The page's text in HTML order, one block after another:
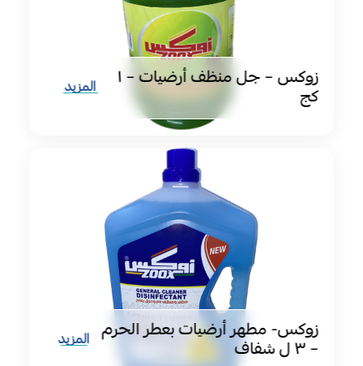
زوكس – جل منظف أرضيات – ١
كج المزيد
زوكس- مطهر أرضيات بعطر الحرم
– ٣ ل شفاف المزيد